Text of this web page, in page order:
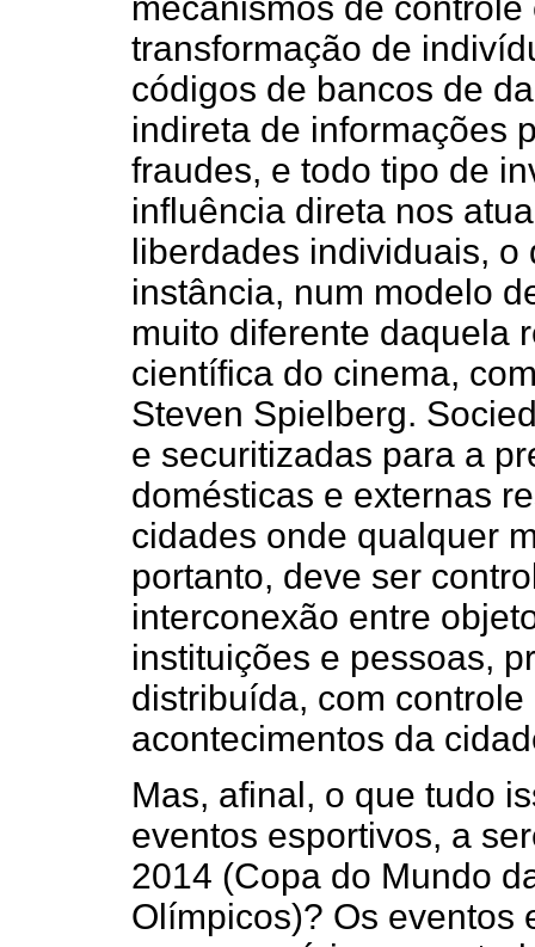
transformação de
códigos de bancos de
indireta de informações
fraudes, e todo tipo de
influência direta nos
liberdades individuais,
instância, num modelo
muito diferente daquela
científica do cinema,
Steven Spielberg.
e securitizadas para a
domésticas e externas
cidades onde qualquer
portanto, deve ser
interconexão entre
instituições e pessoas,
distribuída, com
acontecimentos da
Mas, afinal, o que tudo
eventos esportivos, a
2014 (Copa do Mundo
Olímpicos)? Os eventos